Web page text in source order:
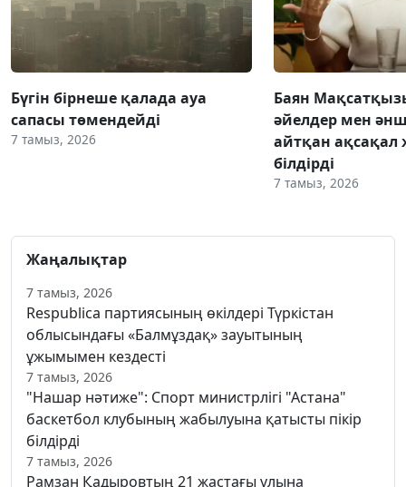
Бүгін бірнеше қалада ауа
сапасы төмендейді
7 тамыз, 2026
Баян
әйелдер мен
айтқан ақсақал
білдірді
7 тамыз, 2026
Жаңалықтар
7 тамыз, 2026
Respublica партиясының өкілдері Түркістан
облысындағы «Балмұздақ» зауытының
ұжымымен кездесті
7 тамыз, 2026
"Нашар нәтиже": Спорт министрлігі "Астана"
баскетбол клубының жабылуына қатысты пікір
білдірді
7 тамыз, 2026
Рамзан Қадыровтың 21 жастағы ұлына